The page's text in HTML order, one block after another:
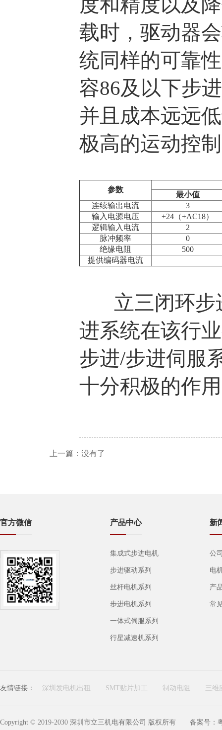
载时，驱动器
统同样的可靠
容86及以下步
并且成本远远
极高的运动控
参数
最小值
连续输出电流
3
输入电源电压
+24（+AC18）
逻辑输入电流
2
脉冲频率
0
绝缘电阻
500
提供编码器电流
立三闭环步
进系统在该行
步进/步进伺服
十分积极的作
上一篇： 没有了
官方微信 产品中心
集成式步进电机
步进驱动系列
丝杆电机系列
步进电机系列
一体式伺服系列
行星减速机系列
新
公
电
产
常
友情链接： 深圳发电机出租 SMT贴片加工 制动电阻 三维
Copyright © 2019-2030 深圳市立三机电有限公司 版权所有 备案号：